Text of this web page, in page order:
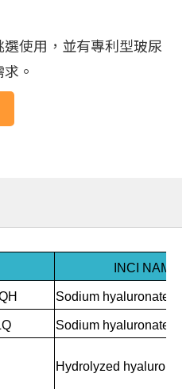
al
使用，並有專利型玻尿
。
INCI NAME/
Sodium hyaluronate透
Sodium hyaluronate透
Hydrolyzed hyaluronic